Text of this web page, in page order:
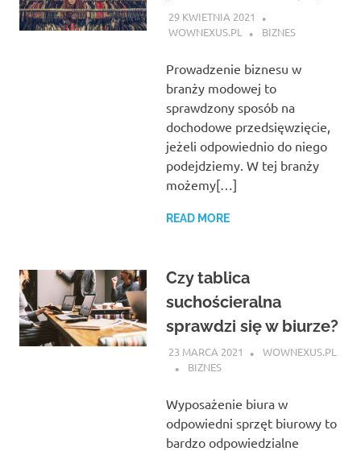
29 KWIETNIA 2021
WOWNEXUS.PL
BIZNES
Prowadzenie biznesu w
branży modowej to
sprawdzony sposób na
dochodowe przedsięwzięcie,
jeżeli odpowiednio do niego
podejdziemy. W tej branży
możemy[…]
READ MORE
Czy tablica
suchościeralna
sprawdzi się w biurze?
23 MARCA 2021
WOWNEXUS.PL
BIZNES
Wyposażenie biura w
odpowiedni sprzęt biurowy to
bardzo odpowiedzialne